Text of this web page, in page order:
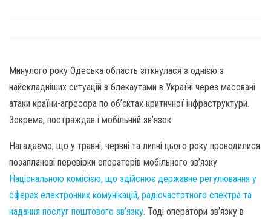
Минулого року Одеська область зіткнулася з однією з
найскладніших ситуацій з блекаутами в Україні через масовані
атаки країни-агресора по об’єктах критичної інфраструктури.
Зокрема, постраждав і мобільний зв’язок.
Нагадаємо, що у травні, червні та липні цього року проводилися
позапланові перевірки операторів мобільного зв’язку
Національною комісією, що здійснює державне регулювання у
сферах електронних комунікацій, радіочастотного спектра та
надання послуг поштового зв’язку. Тоді оператори зв’язку в